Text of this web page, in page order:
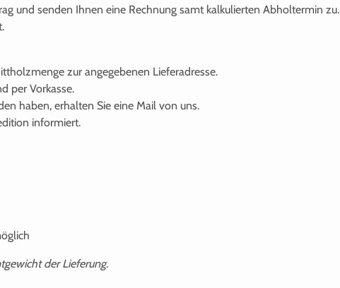
und senden Ihnen eine Rechnung samt kalkulierten Abholtermin zu.
zur angegebenen Lieferadresse.
per Vorkasse.
haben, erhalten Sie eine Mail von uns.
informiert.
der Lieferung.